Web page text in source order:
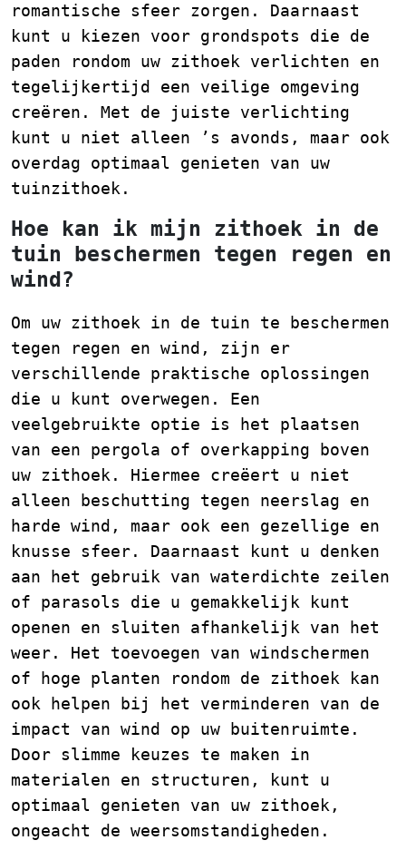
romantische sfeer zorgen. Daarnaast
kunt u kiezen voor grondspots die de
paden rondom uw zithoek verlichten en
tegelijkertijd een veilige omgeving
creëren. Met de juiste verlichting
kunt u niet alleen ’s avonds, maar ook
overdag optimaal genieten van uw
tuinzithoek.
Hoe kan ik mijn zithoek in de
tuin beschermen tegen regen en
wind?
Om uw zithoek in de tuin te beschermen
tegen regen en wind, zijn er
verschillende praktische oplossingen
die u kunt overwegen. Een
veelgebruikte optie is het plaatsen
van een pergola of overkapping boven
uw zithoek. Hiermee creëert u niet
alleen beschutting tegen neerslag en
harde wind, maar ook een gezellige en
knusse sfeer. Daarnaast kunt u denken
aan het gebruik van waterdichte zeilen
of parasols die u gemakkelijk kunt
openen en sluiten afhankelijk van het
weer. Het toevoegen van windschermen
of hoge planten rondom de zithoek kan
ook helpen bij het verminderen van de
impact van wind op uw buitenruimte.
Door slimme keuzes te maken in
materialen en structuren, kunt u
optimaal genieten van uw zithoek,
ongeacht de weersomstandigheden.